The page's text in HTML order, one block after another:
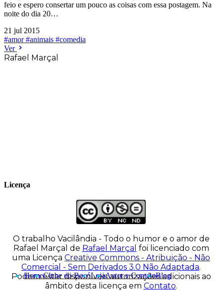
feio e espero consertar um pouco as coisas com essa postagem. Na
noite do dia 20…
21 jul 2015
#amor#animais #comedia
Ver
Rafael Marçal
Licença
O trabalho Vacilândia - Todo o humor e o amor de
Rafael Marçal de Rafael Marçal foi licenciado com
uma Licença Creative Commons - Atribuição - Não
Comercial - Sem Derivados 3.0 Não Adaptada.
Podem estar disponíveis autorizações adicionais ao
âmbito desta licença em Contato.
HomeClube do BocóLojaAutor e ContatoBlog